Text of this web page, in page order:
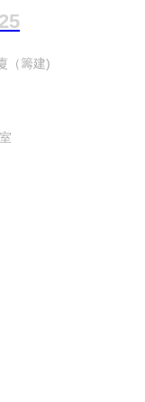
（籌建)